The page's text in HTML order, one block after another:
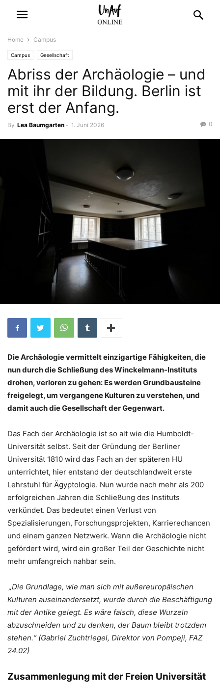
Home Campus
Campus Gesellschaft
Abriss der Archäologie – und
mit ihr der Bildung. Berlin ist
erst der Anfang.
By Lea Baumgarten - 1. Juni 2026 0
Die Archäologie vermittelt einzigartige Fähigkeiten, die
nun durch die Schließung des Winckelmann-Instituts
drohen, verloren zu gehen: Es werden Grundbausteine
freigelegt, um vergangene Kulturen zu verstehen, und
damit auch die Gesellschaft der Gegenwart.
Das Fach der Archäologie ist so alt wie die Humboldt-
Universität selbst. Seit der Gründung der Berliner
Universität 1810 wird das Fach an der späteren HU
unterrichtet, hier entstand der deutschlandweit erste
Lehrstuhl für Ägyptologie. Nun wurde nach mehr als 200
erfolgreichen Jahren die Schließung des Instituts
verkündet. Das bedeutet einen Verlust von
Spezialisierungen, Forschungsprojekten, Karrierechancen
und einem ganzen Netzwerk. Wenn die Archäologie nicht
gefördert wird, wird ein großer Teil der Geschichte nicht
mehr umfangreich nahbar sein.
„Die Grundlage, wie man sich mit außereuropäischen
Kulturen auseinandersetzt, wurde durch die Beschäftigung
mit der Antike gelegt. Es wäre falsch, diese Wurzeln
abzuschneiden und zu denken, der Baum bleibt trotzdem
stehen.“ (Gabriel Zuchtriegel, Direktor von Pompeji, FAZ
24.02)
Zusammenlegung mit der Freien Universität